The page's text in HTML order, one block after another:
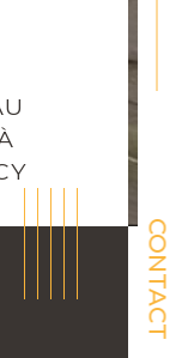
CONTACT